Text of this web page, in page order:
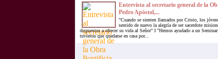
Entrevista al secretario general de la
Pedro Apóstol,...
"Cuando se sienten llamados por Cristo, los
sentido de nuevo la alegría de ser sacerdote
dispuestos a ofrecer su vida al Señor" I "Hemos ayudado a un
tuvieron que quedarse en casa por...